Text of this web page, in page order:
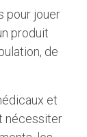
pour jouer
produit
de
et
nécessiter